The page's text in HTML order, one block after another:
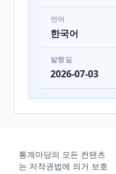
언어
한국어
발행일
2026-07-03
통계마당의 모든 컨텐츠
는 저작권법에 의거 보호